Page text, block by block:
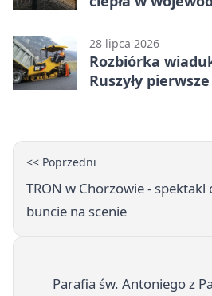
28 lipca 2026
Rozbiórka
Ruszyły
<< Poprzedni
TRON w Chorzowie - spektakl
buncie na scenie
Parafia św. Antoniego z